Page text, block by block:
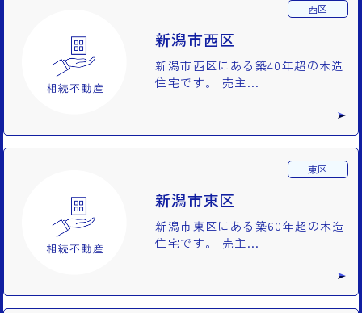
西区
新潟市西区
新潟市西区にある築40年超の木造
住宅です。 売主...
東区
新潟市東区
新潟市東区にある築60年超の木造
住宅です。 売主...